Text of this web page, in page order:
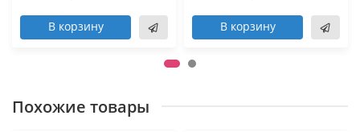
В корзину В корзину
Похожие товары